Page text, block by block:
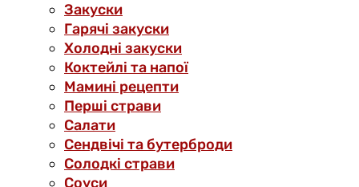
Закуски
Гарячі закуски
Холодні закуски
Коктейлі та напої
Мамині рецепти
Перші страви
Салати
Сендвічі та бутерброди
Солодкі страви
Соуси